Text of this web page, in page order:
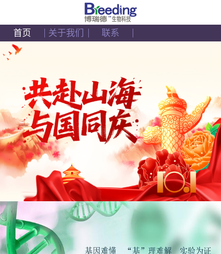
首页 关于我们 联系